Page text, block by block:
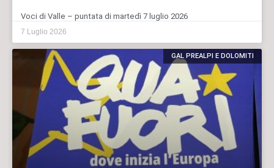
Voci di Valle – puntata di martedì 7 luglio 2026
7 Luglio 2026
GAL PREALPI E DOLOMITI